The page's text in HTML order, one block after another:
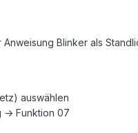
Blinker als
auswählen
-> Funktion 07